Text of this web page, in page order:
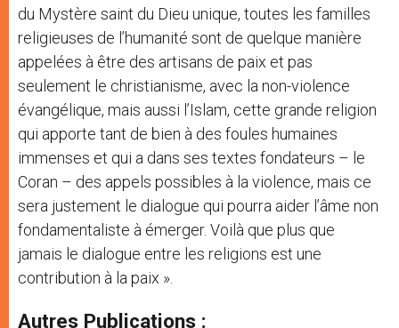
du Mystère saint du Dieu unique, toutes les familles
religieuses de l’humanité sont de quelque manière
appelées à être des artisans de paix et pas
seulement le christianisme, avec la non-violence
évangélique, mais aussi l’Islam, cette grande religion
qui apporte tant de bien à des foules humaines
immenses et qui a dans ses textes fondateurs – le
Coran – des appels possibles à la violence, mais ce
sera justement le dialogue qui pourra aider l’âme non
fondamentaliste à émerger. Voilà que plus que
jamais le dialogue entre les religions est une
contribution à la paix ».
Autres Publications :